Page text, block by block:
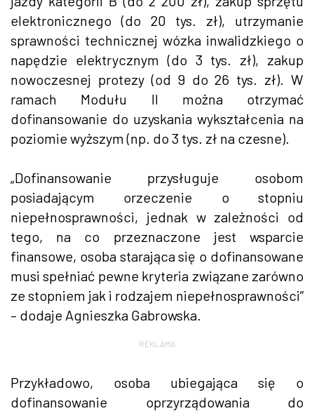
elektronicznego (do 20 tys. zł), utrzymanie
sprawności technicznej wózka inwalidzkiego o
napędzie elektrycznym (do 3 tys. zł), zakup
nowoczesnej protezy (od 9 do 26 tys. zł). W
ramach Modułu II można otrzymać
dofinansowanie do uzyskania wykształcenia na
poziomie wyższym (np. do 3 tys. zł na czesne).
„Dofinansowanie przysługuje osobom
posiadającym orzeczenie o stopniu
niepełnosprawności, jednak w zależności od
tego, na co przeznaczone jest wsparcie
finansowe, osoba starająca się o dofinansowane
musi spełniać pewne kryteria związane zarówno
ze stopniem jak i rodzajem niepełnosprawności”
– dodaje Agnieszka Gabrowska.
REKLAMA
Przykładowo, osoba ubiegająca się o
dofinansowanie oprzyrządowania do